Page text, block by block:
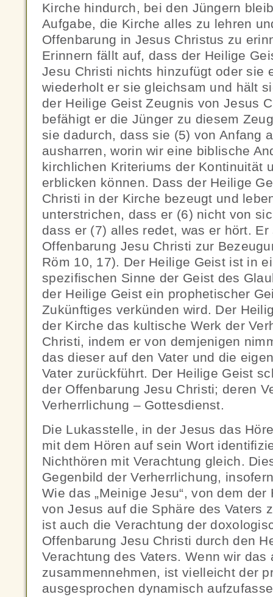
Kirche hindurch, bei den Jüngern
Aufgabe, die Kirche alles zu lehren
Offenbarung in Jesus Christus zu
Erinnern fällt auf, dass der Heilige
Jesu Christi nichts hinzufügt oder sie
wiederholt er sie gleichsam und hält
der Heilige Geist Zeugnis von Jesus
befähigt er die Jünger zu diesem
sie dadurch, dass sie (5) von Anfang
ausharren, worin wir eine biblische
kirchlichen Kriteriums der Kontinuität
erblicken können. Dass der Heilige
Christi in der Kirche bezeugt und
unterstrichen, dass er (6) nicht von
dass er (7) alles redet, was er hört.
Offenbarung Jesu Christi zur
Röm 10, 17). Der Heilige Geist ist in
spezifischen Sinne der Geist des
der Heilige Geist ein prophetischer
Zukünftiges verkünden wird. Der
der Kirche das kultische Werk der
Christi, indem er von demjenigen
das dieser auf den Vater und die
Vater zurückführt. Der Heilige Geist
der Offenbarung Jesu Christi; deren
Verherrlichung – Gottesdienst.
Die Lukasstelle, in der Jesus das
mit dem Hören auf sein Wort
Nichthören mit Verachtung gleich.
Gegenbild der Verherrlichung,
Wie das „Meinige Jesu“, von dem der
von Jesus auf die Sphäre des Vaters
ist auch die Verachtung der
Offenbarung Jesu Christi durch den
Verachtung des Vaters. Wenn wir das
zusammennehmen, ist vielleicht der
ausgesprochen dynamisch